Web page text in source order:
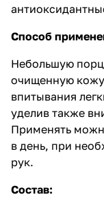
Способ
Небольшую
очищенную кожу
впитывания
уделив также
Применять
в день, при
рук.
Состав: